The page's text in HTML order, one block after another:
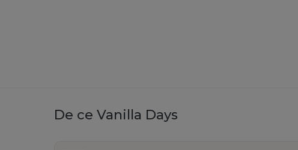
De ce Vanilla Days